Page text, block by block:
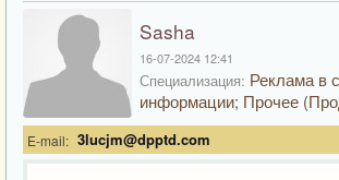
Sasha
16-07-2024 12:41
Специализация: Реклама в
информации; Прочее
E-mail: 3lucjm@dpptd.com